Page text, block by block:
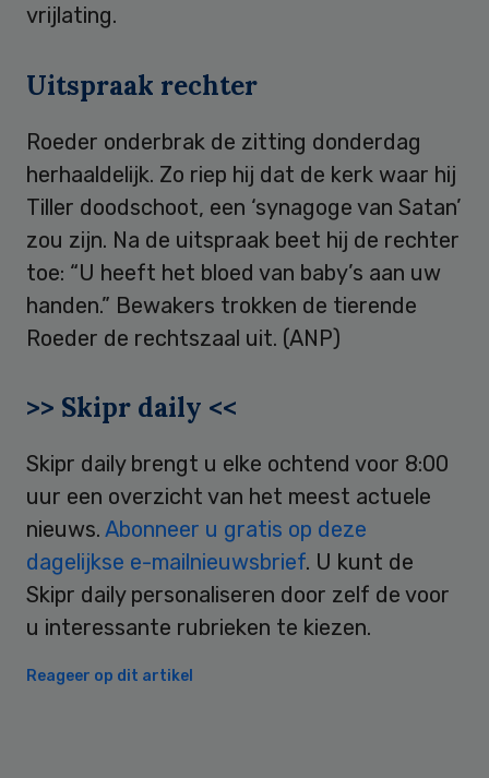
vrijlating.
Uitspraak rechter
Roeder onderbrak de zitting donderdag
herhaaldelijk. Zo riep hij dat de kerk waar hij
Tiller doodschoot, een ‘synagoge van Satan’
zou zijn. Na de uitspraak beet hij de rechter
toe: “U heeft het bloed van baby’s aan uw
handen.” Bewakers trokken de tierende
Roeder de rechtszaal uit. (ANP)
>> Skipr daily <<
Skipr daily brengt u elke ochtend voor 8:00
uur een overzicht van het meest actuele
nieuws. Abonneer u gratis op deze
dagelijkse e-mailnieuwsbrief. U kunt de
Skipr daily personaliseren door zelf de voor
u interessante rubrieken te kiezen.
Reageer op dit artikel